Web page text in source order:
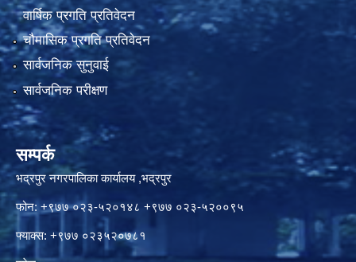
वार्षिक प्रगति प्रतिवेदन
चौमासिक प्रगति प्रतिवेदन
सार्वजनिक सुनुवाई
सार्वजनिक परीक्षण
सम्पर्क
भद्रपुर नगरपालिका कार्यालय ,भद्रपुर
फोन: +९७७ ०२३-५२०१४८ +९७७ ०२३-५२००९५
फ्याक्स: +९७७ ०२३५२०७८१